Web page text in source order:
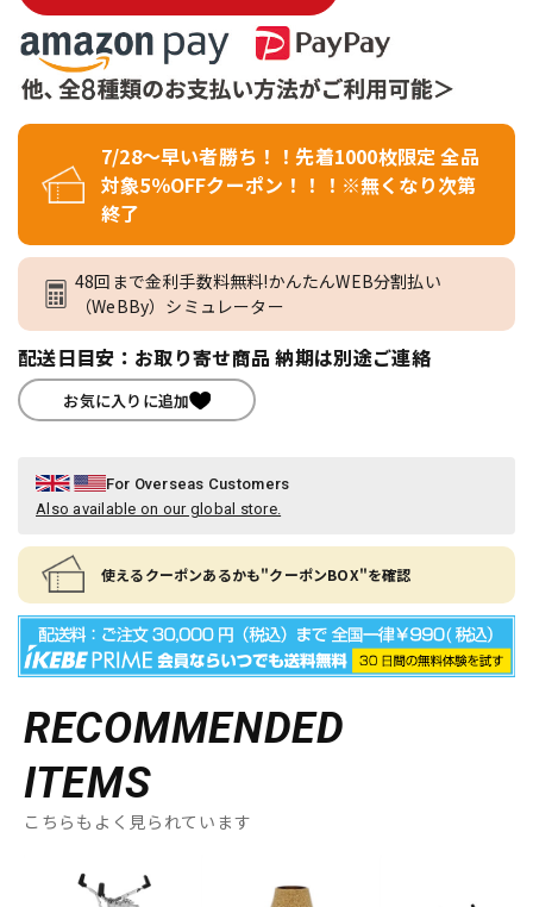
7/28～早い者勝ち！！先着1000枚限定 全品
対象5％OFFクーポン！！！※無くなり次第
終了
48回まで金利手数料無料!かんたんWEB分割払い
（WeBBy）シミュレーター
配送日目安：お取り寄せ商品 納期は別途ご連絡
お気に入りに追加
For Overseas Customers
Also available on our global store.
使えるクーポンあるかも"クーポンBOX"を確認
RECOMMENDED
ITEMS
こちらもよく見られています